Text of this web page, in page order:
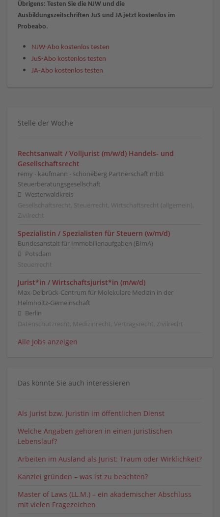
Übrigens: Testen Sie die NJW und die
Ausbildungszeitschriften JuS und JA jetzt kostenlos im
Probeabo.
NJW-Abo kostenlos testen
JuS-Abo kostenlos testen
JA-Abo kostenlos testen
Stelle der Woche
Rechtsanwalt / Volljurist (m/w/d) Handels- und
Gesellschaftsrecht
remy ∙ kaufmann ∙ schöneberg Partnerschaft mbB
Steuerberatungsgesellschaft
Westerwaldkreis
Gesellschaftsrecht, Steuerrecht, Wirtschaftsrecht (allgemein),
Zivilrecht
Spezialistin / Spezialisten für Steuern (w/m/d)
Bundesanstalt für Immobilienaufgaben (BImA)
Potsdam
Steuerrecht
Jurist*in / Wirtschafts­jurist*in (m/w/d)
Max-Delbrück-Centrum für Molekulare Medizin in der
Helmholtz-Gemeinschaft
Berlin
Datenschutzrecht, Medizinrecht, Vertragsrecht, Zivilrecht
Alle Jobs anzeigen
Das könnte Sie auch interessieren
Als Jurist bzw. Juristin im öffentlichen Dienst
Welche Angaben gehören in einen juristischen
Lebenslauf?
Arbeiten im Ausland als Jurist: Traum oder Wirklichkeit?
Kanzlei gründen – was ist zu beachten?
Master of Laws (LL.M.) – ein akademischer Abschluss
mit vielen Fragezeichen